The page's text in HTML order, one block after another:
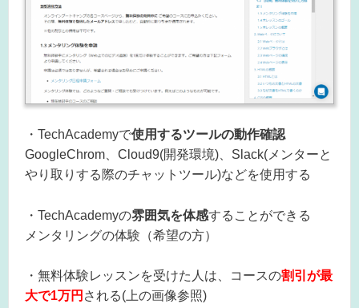
・TechAcademyで使用するツールの動作確認
GoogleChrom、Cloud9(開発環境)、Slack(メンターと
やり取りする際のチャットツール)などを使用する
・TechAcademyの雰囲気を体感することができる
メンタリングの体験（希望の方）
・無料体験レッスンを受けた人は、コースの割引が最
大で1万円 される(上の画像参照)